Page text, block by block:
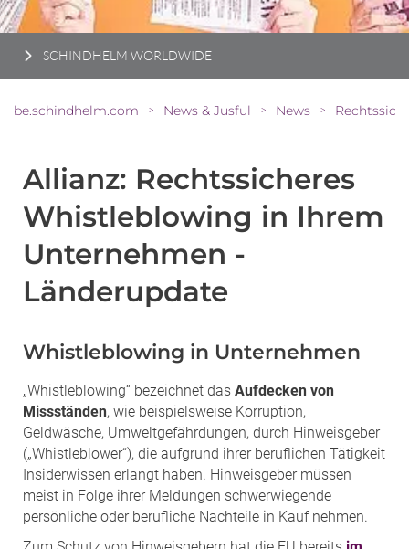
SCHINDHELM WORLDWIDE
be.schindhelm.com > News & Jusful > News >
Allianz: Rechtssicheres
Whistleblowing in Ihrem
Unternehmen -
Länderupdate
Whistleblowing in Unternehmen
„Whistleblowing“ bezeichnet das Aufdecken von
Missständen, wie beispielsweise Korruption,
Geldwäsche, Umweltgefährdungen, durch Hinweisgeber
(„Whistleblower“), die aufgrund ihrer beruflichen Tätigkeit
Insiderwissen erlangt haben. Hinweisgeber müssen
meist in Folge ihrer Meldungen schwerwiegende
persönliche oder berufliche Nachteile in Kauf nehmen.